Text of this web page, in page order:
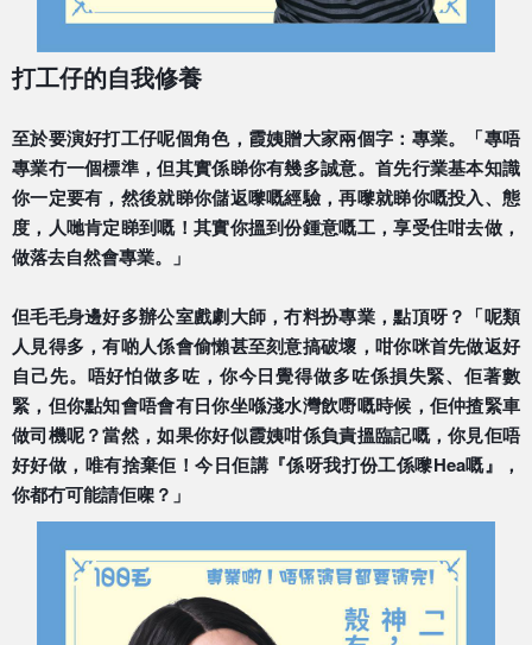
打工仔的自我修養
至於要演好打工仔呢個角色，霞姨贈大家兩個字：專業。「專唔
專業冇一個標準，但其實係睇你有幾多誠意。首先行業基本知識
你一定要有，然後就睇你儲返嚟嘅經驗，再嚟就睇你嘅投入、態
度，人哋肯定睇到嘅！其實你搵到份鍾意嘅工，享受住咁去做，
做落去自然會專業。」
但毛毛身邊好多辦公室戲劇大師，冇料扮專業，點頂呀？「呢類
人見得多，有啲人係會偷懶甚至刻意搞破壞，咁你咪首先做返好
自己先。唔好怕做多咗，你今日覺得做多咗係損失緊、佢著數
緊，但你點知會唔會有日你坐喺淺水灣飲嘢嘅時候，佢仲揸緊車
做司機呢？當然，如果你好似霞姨咁係負責搵臨記嘅，你見佢唔
好好做，唯有捨棄佢！今日佢講『係呀我打份工係嚟Hea嘅』，
你都冇可能請佢㗎？」